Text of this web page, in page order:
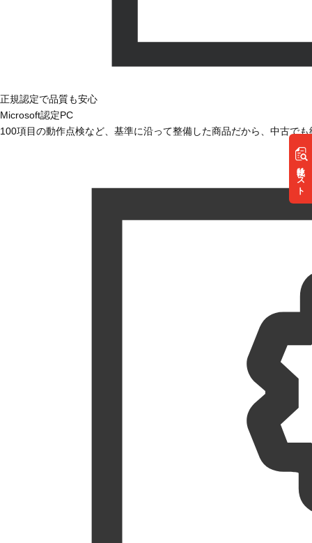
リスト
正規認定で品質も安心
Microsoft認定PC
100項目の動作点検など、基準に沿って整備した商品だから、中古で